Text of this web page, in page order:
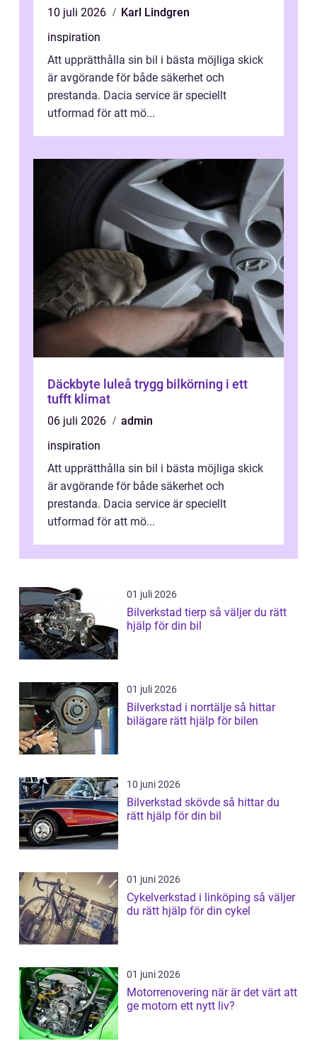
10 juli 2026
Karl Lindgren
inspiration
Att upprätthålla sin bil i bästa möjliga skick
är avgörande för både säkerhet och
prestanda. Dacia service är speciellt
utformad för att mö...
Däckbyte luleå trygg bilkörning i ett
tufft klimat
06 juli 2026
admin
inspiration
Att upprätthålla sin bil i bästa möjliga skick
är avgörande för både säkerhet och
prestanda. Dacia service är speciellt
utformad för att mö...
01 juli 2026
Bilverkstad tierp så väljer du rätt
hjälp för din bil
01 juli 2026
Bilverkstad i norrtälje så hittar
bilägare rätt hjälp för bilen
10 juni 2026
Bilverkstad skövde så hittar du
rätt hjälp för din bil
01 juni 2026
Cykelverkstad i linköping så väljer
du rätt hjälp för din cykel
01 juni 2026
Motorrenovering när är det värt att
ge motorn ett nytt liv?